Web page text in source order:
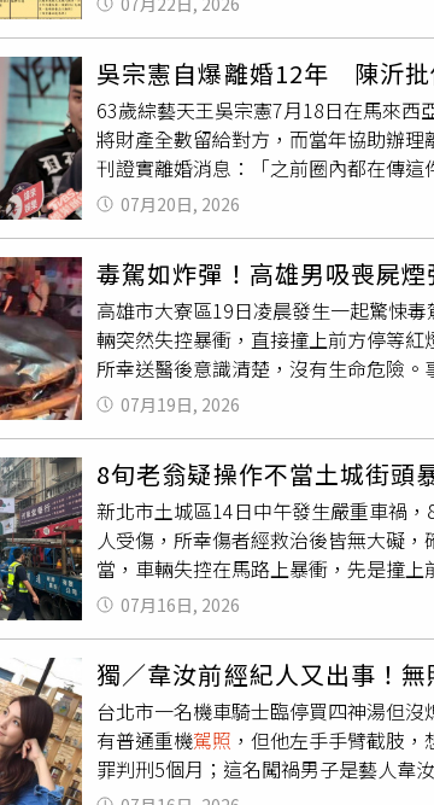
群圖卡、校園活動及真實案例等貼近
告內容踴躍發言回饋，會中林柏源委
廟環境教育；鄭富方委員肯定交通局積
謝教育局長期協助推動青少年生涯探
查找毒煙，結合影像監控危險駕駛。(
心轉化為紅藍軍攻防演練，鄭富方更
賣毒品電子煙，被動式透過監視器方
實踐的成果。南市府研考會表示，未
觀察、創意與行動力成為政策精進的重
本市者計有吳泓達及翁澤民等2名，
強嚇阻民眾酒（毒）駕行為，期望透
決所）裁決所特別提醒民眾，有酒（毒
次罰鍰金額加罰9至18萬元；因而肇事
元。（圖／臺北市交通事件裁決所）
駕及拒測累犯公布專區。裁決所呼籲
酒次日宿醉「不」駕車、席間飲酒「
所）
吳宗憲自爆離婚12年 陳沂
63歲綜藝天王吳宗憲7月18日在馬來西
將財產全數留給對方，而當年協助辦
刊證實離婚消息：「之前圈內都在傳
憲「錄影遲到、不敬業」，遭吳宗憲
年了，Who cares？」她隨後回顧吳
人，「哄騙女明星跟他交往依然歷歷
吳宗憲在已婚身分曝光後便已離婚，「
間，還涉及無照駕駛、拒絕酒測等爭
外，陳沂表示吳宗憲雖然爭議不斷，
婚儀式並有兩名以上證人，即具婚姻
認為，後來改採「登記婚」制度，就
能重新考照，卻未針對無照駕駛違規
酒勿開車！飲酒過量，有害健康，未滿
07月20日, 2026
毒駕如炸彈！高雄男吸喪屍
高雄市大寮區19日凌晨發生一起驚悚
輛突然失控暴衝，直接撞上前方停等
所幸送醫後意識清楚，沒有生命危險
撞毀，幸好當時店內無人，否則後果
零，但員警在車內查獲電子煙及21顆
液快篩，結果呈現陽性反應，確認涉
雄地檢署偵辦，同時依道路交通管理處
一至二年的處分。近年來，依托咪酯
惚、反應遲鈍、四肢不自主顫抖，甚至
及自身安全，更可能讓其他無辜用路
的毒駕行為遭受嚴重傷害，也再次凸
可能因藥物影響導致更難預測的失控
回的悲劇。目前，全案仍待警方進一
07月19日, 2026
8旬老翁疑操作不當土城街
新北市土城區14日中午發生嚴重車禍
人受傷，所幸傷者經救治後皆無大礙
當，車輛失控在馬路上暴衝，先是撞
傷，所幸傷者經救治後皆無大礙。警
有
加安全教育講習，將另行將相關資料函
駛人管理政策之一，以關懷長輩安全
度變慢、知覺動作表現衰退、認知方
關懷長輩行車安全，對於其身心狀況
07月16日, 2026
獨／韋汝前經紀人又出事！
台北市一名機車騎士臨停買四神湯但
有普通重機駕照 ，但他左手手臂截肢
罪判刑5個月；這名闖禍男子是藝人韋
練習生遭判刑4月，如今黑歷史再添一